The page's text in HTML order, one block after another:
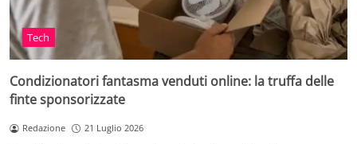
Tech
Condizionatori fantasma venduti online: la truffa delle
finte sponsorizzate
Redazione 21 Luglio 2026